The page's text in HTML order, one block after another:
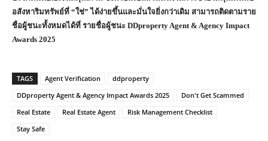
อสังหาริมทรัพย์ที่ “ใช่” ได้ง่ายขึ้นและมั่นใจยิ่งกว่าเดิม สามารถติดตามราย
ชื่อผู้ชนะทั้งหมดได้ที่ รายชื่อผู้ชนะ DDproperty Agent & Agency Impact
Awards 2025
TAGS Agent Verification
ddproperty
DDproperty Agent & Agency Impact Awards 2025
Don't Get Scammed
Real Estate
Real Estate Agent
Risk Management Checklist
Stay Safe